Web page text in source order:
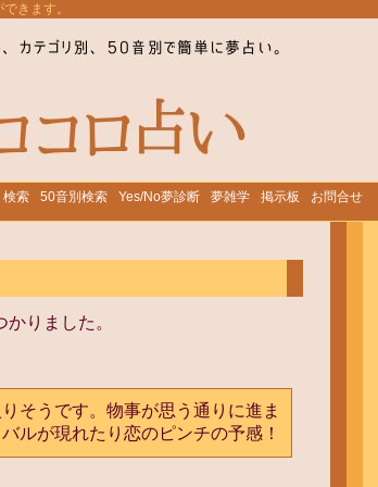
きます。
お問合せ
掲示板
夢雑学
Yes/No夢診断
50音別検索
検索
りました。
そうです。物事が思う通りに進ま
ルが現れたり恋のピンチの予感！